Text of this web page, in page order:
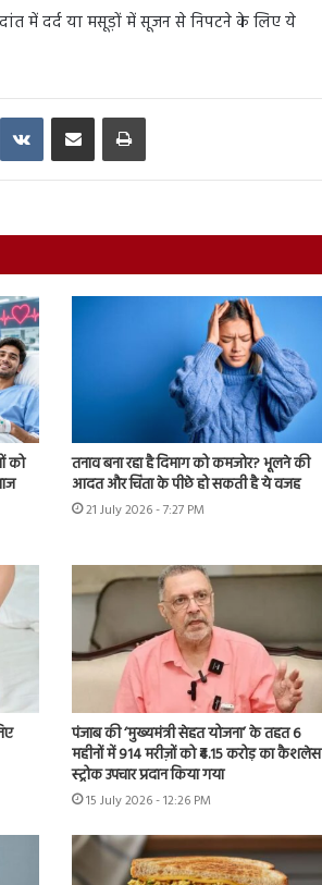
में दर्द या मसूड़ों में सूजन से निपटने के लिए ये
VKontakteShare via Email Print
को
तनाव बना रहा है दिमाग को कमजोर? भूलने की
आदत और चिंता के पीछे हो सकती है ये वजह
21 July 2026 - 7:27 PM
पंजाब की ‘मुख्यमंत्री सेहत योजना’ के तहत 6
महीनों में 914 मरीज़ों को ₹4.15 करोड़ का कैशलेस
स्ट्रोक उपचार प्रदान किया गया
15 July 2026 - 12:26 PM